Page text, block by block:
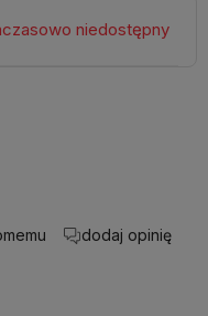
niedostępny
dodaj opinię